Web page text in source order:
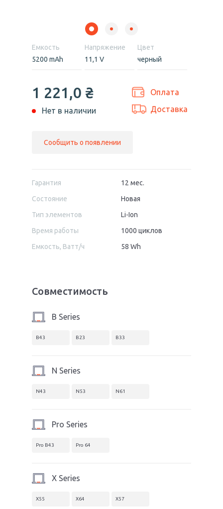
Емкость
5200 mAh
Напряжение
11,1 V
Цвет
черный
1 221,0 ₴
Нет в наличии
Сообщить о появлении
Оплата
Доставка
Гарантия
12 мес.
Состояние
Новая
Тип элементов
Li-Ion
Время работы
1000 циклов
Емкость, Ватт/ч
58 Wh
Совместимость
B Series
B43 B23 B33
N Series
N43 N53 N61
Pro Series
Pro B43 Pro 64
X Series
X55 X64 X57